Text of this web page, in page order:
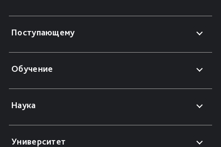
Поступающему
Обучение
Наука
Университет